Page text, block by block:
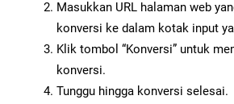
Masukkan URL halaman web
konversi ke dalam kotak input
Klik tombol “Konversi” untuk
konversi.
Tunggu hingga konversi selesai.